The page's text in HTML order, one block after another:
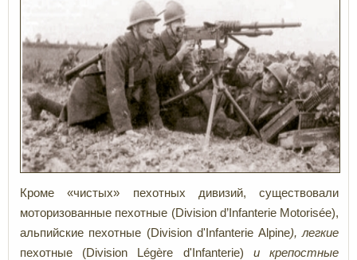
Кроме «чистых» пехотных дивизий, существовали
моторизованные пехотные (Division d’Infanterie Motorisée),
альпийские пехотные (Division d'Infanterie Alpine), легкие
пехотные (Division Légère d'Infanterie) и крепостные